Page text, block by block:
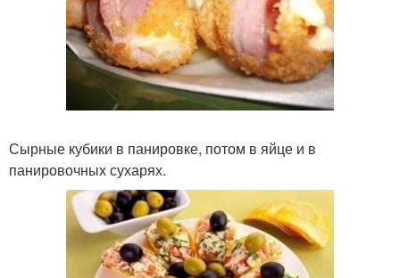
Сырные кубики в панировке, потом в яйце и в
панировочных сухарях.